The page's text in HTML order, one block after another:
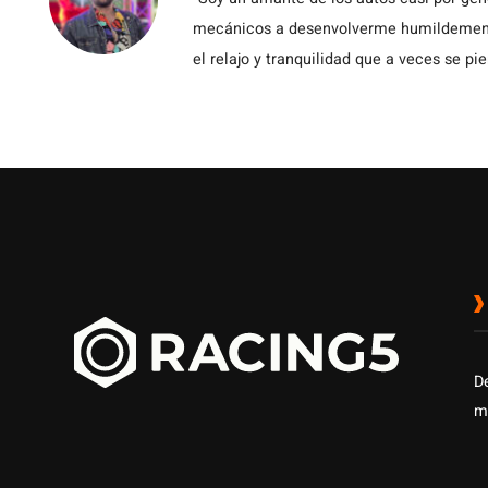
mecánicos a desenvolverme
el relajo y tranquilidad que a veces se